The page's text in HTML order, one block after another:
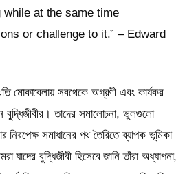
at the same time
or challenge to it.” – Edward
মোকাবেলায় সবথেকে অগ্রণী এবং কার্যকর
তাদের সমালোচনা, ভুলগুলো
সমাধানের পথ তৈরিতে ব্যাপক ভূমিকা
যাদের বুদ্ধিজীবী হিসেবে জানি তাঁরা অধ্যাপনা,